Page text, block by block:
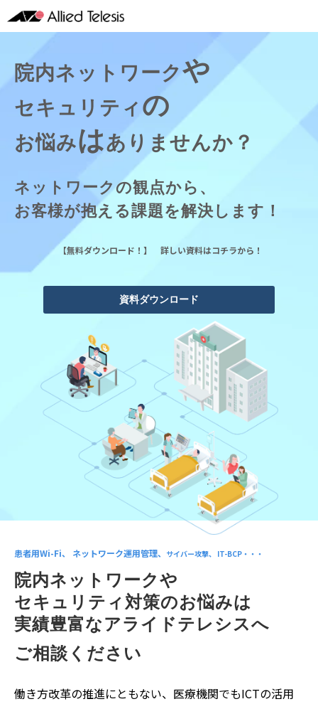
院内ネットワークや
セキュリティ の
お悩みはありませんか？
ネットワークの観点から、
お客様が抱える課題を解決します！
【無料ダウンロード！】 詳しい資料はコチラから！
資料ダウンロード
患者用Wi-Fi、 ネットワーク運用管理、 サイバー攻撃、 IT-BCP・・・
院内ネットワークや
セキュリティ対策のお悩みは
実績豊富なアライドテレシスへ
ご相談ください
働き方改革の推進にともない、医療機関でもICTの活用